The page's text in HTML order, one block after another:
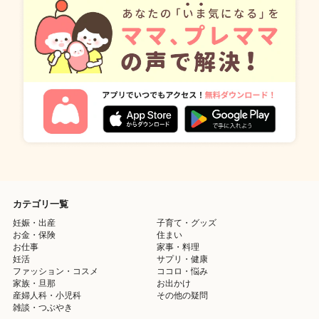
カテゴリ一覧
妊娠・出産
子育て・グッズ
お金・保険
住まい
お仕事
家事・料理
妊活
サプリ・健康
ファッション・コスメ
ココロ・悩み
家族・旦那
お出かけ
産婦人科・小児科
その他の疑問
雑談・つぶやき